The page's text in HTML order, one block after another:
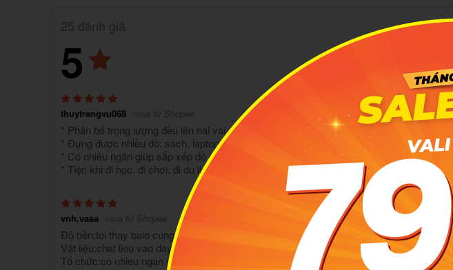
25 đánh giá
5
thuytrangvu068 mua từ Shopee
* Phân bố trọng lượng đều lên hai vai, đỡ mỏi và tốt hơn cho lưng khi mang nhiều sách.
* Đựng được nhiều đồ: sách, laptop, bình nước, áo mưa,…
* Có nhiều ngăn giúp sắp xếp đồ gọn gàng.
* Tiện khi đi học, đi chơi, đi du lịch ngắn ngà
vnh.vaaa mua từ Shopee
Độ bền:toi thay balo cung cap khong bi mat from khi su dung
Vật liệu:chat lieu vao day dan chong nuoc
Tổ chức:co nhieu ngan va nhieu ngan phu nho de sap xep